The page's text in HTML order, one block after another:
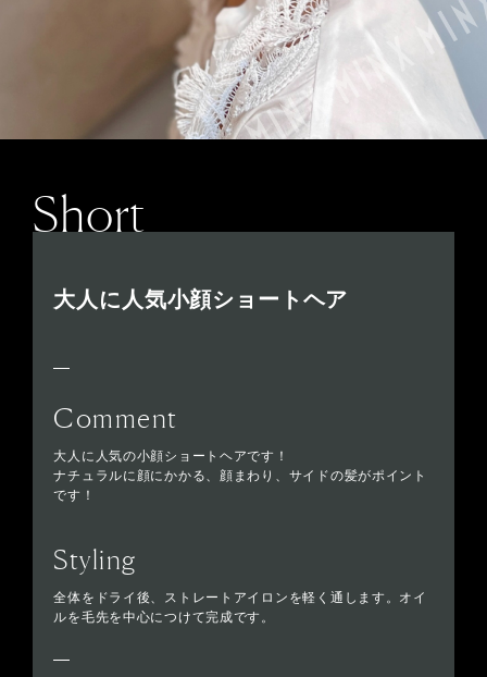
Short
大人に人気小顔ショートヘア
Comment
大人に人気の小顔ショートヘアです！
ナチュラルに顔にかかる、顔まわり、サイドの髪がポイント
です！
Styling
全体をドライ後、ストレートアイロンを軽く通します。オイ
ルを毛先を中心につけて完成です。